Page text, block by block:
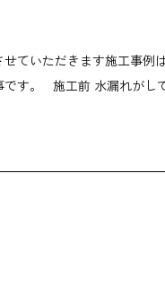
ていただきます施工事例
す。 施工前 水漏れがし